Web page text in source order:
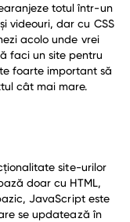
totul într-un
videouri, dar cu CSS
acolo unde vrei
faci un site pentru
foarte important să
cât mai mare.
site-urilor
doar cu HTML,
JavaScript este
se updatează în